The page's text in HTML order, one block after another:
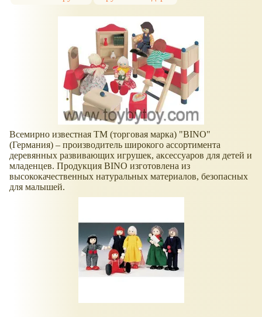
Всемирно известная ТМ (торговая марка) "BINO"
(Германия) – производитель широкого ассортимента
деревянных развивающих игрушек, аксессуаров для детей и
младенцев. Продукция BINO изготовлена из
высококачественных натуральных материалов, безопасных
для малышей.